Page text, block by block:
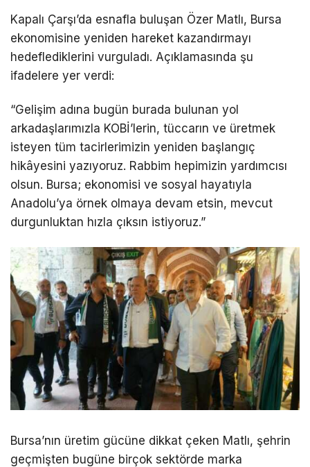
Kapalı Çarşı’da esnafla buluşan Özer Matlı, Bursa
ekonomisine yeniden hareket kazandırmayı
hedeflediklerini vurguladı. Açıklamasında şu
ifadelere yer verdi:
“Gelişim adına bugün burada bulunan yol
arkadaşlarımızla KOBİ’lerin, tüccarın ve üretmek
isteyen tüm tacirlerimizin yeniden başlangıç
hikâyesini yazıyoruz. Rabbim hepimizin yardımcısı
olsun. Bursa; ekonomisi ve sosyal hayatıyla
Anadolu’ya örnek olmaya devam etsin, mevcut
durgunluktan hızla çıksın istiyoruz.”
Bursa’nın üretim gücüne dikkat çeken Matlı, şehrin
geçmişten bugüne birçok sektörde marka